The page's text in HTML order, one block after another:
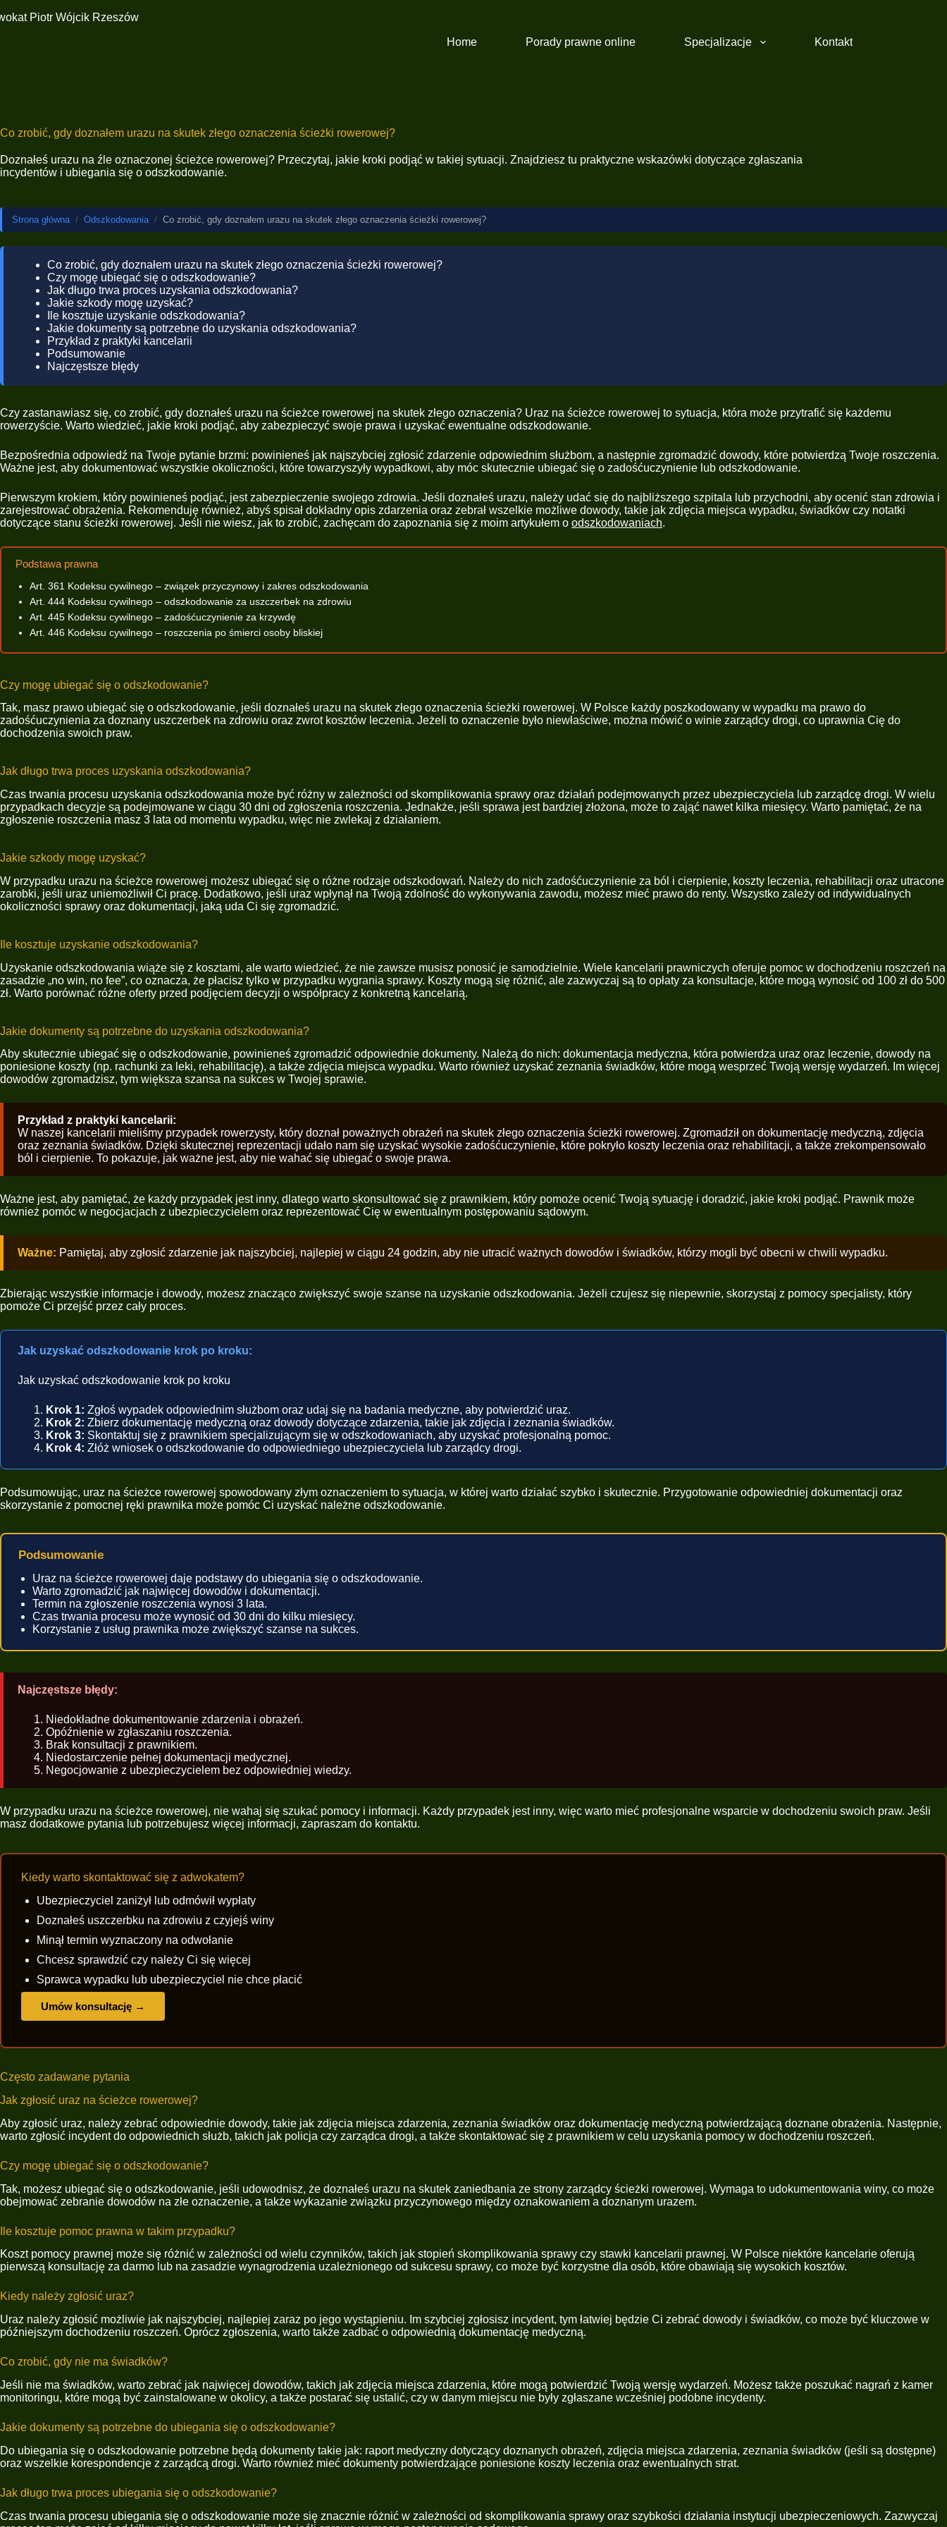
Home Porady prawne online Specjalizacje Kontakt
Co zrobić, gdy doznałem urazu na skutek złego oznaczenia ścieżki rowerowej?
Doznałeś urazu na źle oznaczonej ścieżce rowerowej? Przeczytaj, jakie kroki podjąć w takiej sytuacji. Znajdziesz tu praktyczne wskazówki dotyczące zgłaszania
incydentów i ubiegania się o odszkodowanie.
Strona główna / Odszkodowania / Co zrobić, gdy doznałem urazu na skutek złego oznaczenia ścieżki rowerowej?
Co zrobić, gdy doznałem urazu na skutek złego oznaczenia ścieżki rowerowej?
Czy mogę ubiegać się o odszkodowanie?
Jak długo trwa proces uzyskania odszkodowania?
Jakie szkody mogę uzyskać?
Ile kosztuje uzyskanie odszkodowania?
Jakie dokumenty są potrzebne do uzyskania odszkodowania?
Przykład z praktyki kancelarii
Podsumowanie
Najczęstsze błędy
Czy zastanawiasz się, co zrobić, gdy doznałeś urazu na ścieżce rowerowej na skutek złego oznaczenia? Uraz na ścieżce rowerowej to sytuacja, która może przytrafić się każdemu
rowerzyście. Warto wiedzieć, jakie kroki podjąć, aby zabezpieczyć swoje prawa i uzyskać ewentualne odszkodowanie.
Bezpośrednia odpowiedź na Twoje pytanie brzmi: powinieneś jak najszybciej zgłosić zdarzenie odpowiednim służbom, a następnie zgromadzić dowody, które potwierdzą Twoje roszczenia.
Ważne jest, aby dokumentować wszystkie okoliczności, które towarzyszyły wypadkowi, aby móc skutecznie ubiegać się o zadośćuczynienie lub odszkodowanie.
Pierwszym krokiem, który powinieneś podjąć, jest zabezpieczenie swojego zdrowia. Jeśli doznałeś urazu, należy udać się do najbliższego szpitala lub przychodni, aby ocenić stan zdrowia i
zarejestrować obrażenia. Rekomenduję również, abyś spisał dokładny opis zdarzenia oraz zebrał wszelkie możliwe dowody, takie jak zdjęcia miejsca wypadku, świadków czy notatki
dotyczące stanu ścieżki rowerowej. Jeśli nie wiesz, jak to zrobić, zachęcam do zapoznania się z moim artykułem o odszkodowaniach.
Podstawa prawna
Art. 361 Kodeksu cywilnego – związek przyczynowy i zakres odszkodowania
Art. 444 Kodeksu cywilnego – odszkodowanie za uszczerbek na zdrowiu
Art. 445 Kodeksu cywilnego – zadośćuczynienie za krzywdę
Art. 446 Kodeksu cywilnego – roszczenia po śmierci osoby bliskiej
Czy mogę ubiegać się o odszkodowanie?
Tak, masz prawo ubiegać się o odszkodowanie, jeśli doznałeś urazu na skutek złego oznaczenia ścieżki rowerowej. W Polsce każdy poszkodowany w wypadku ma prawo do
zadośćuczynienia za doznany uszczerbek na zdrowiu oraz zwrot kosztów leczenia. Jeżeli to oznaczenie było niewłaściwe, można mówić o winie zarządcy drogi, co uprawnia Cię do
dochodzenia swoich praw.
Jak długo trwa proces uzyskania odszkodowania?
Czas trwania procesu uzyskania odszkodowania może być różny w zależności od skomplikowania sprawy oraz działań podejmowanych przez ubezpieczyciela lub zarządcę drogi. W wielu
przypadkach decyzje są podejmowane w ciągu 30 dni od zgłoszenia roszczenia. Jednakże, jeśli sprawa jest bardziej złożona, może to zająć nawet kilka miesięcy. Warto pamiętać, że na
zgłoszenie roszczenia masz 3 lata od momentu wypadku, więc nie zwlekaj z działaniem.
Jakie szkody mogę uzyskać?
W przypadku urazu na ścieżce rowerowej możesz ubiegać się o różne rodzaje odszkodowań. Należy do nich zadośćuczynienie za ból i cierpienie, koszty leczenia, rehabilitacji oraz utracone
zarobki, jeśli uraz uniemożliwił Ci pracę. Dodatkowo, jeśli uraz wpłynął na Twoją zdolność do wykonywania zawodu, możesz mieć prawo do renty. Wszystko zależy od indywidualnych
okoliczności sprawy oraz dokumentacji, jaką uda Ci się zgromadzić.
Ile kosztuje uzyskanie odszkodowania?
Uzyskanie odszkodowania wiąże się z kosztami, ale warto wiedzieć, że nie zawsze musisz ponosić je samodzielnie. Wiele kancelarii prawniczych oferuje pomoc w dochodzeniu roszczeń na
zasadzie „no win, no fee”, co oznacza, że płacisz tylko w przypadku wygrania sprawy. Koszty mogą się różnić, ale zazwyczaj są to opłaty za konsultacje, które mogą wynosić od 100 zł do 500
zł. Warto porównać różne oferty przed podjęciem decyzji o współpracy z konkretną kancelarią.
Jakie dokumenty są potrzebne do uzyskania odszkodowania?
Aby skutecznie ubiegać się o odszkodowanie, powinieneś zgromadzić odpowiednie dokumenty. Należą do nich: dokumentacja medyczna, która potwierdza uraz oraz leczenie, dowody na
poniesione koszty (np. rachunki za leki, rehabilitację), a także zdjęcia miejsca wypadku. Warto również uzyskać zeznania świadków, które mogą wesprzeć Twoją wersję wydarzeń. Im więcej
dowodów zgromadzisz, tym większa szansa na sukces w Twojej sprawie.
Przykład z praktyki kancelarii:
W naszej kancelarii mieliśmy przypadek rowerzysty, który doznał poważnych obrażeń na skutek złego oznaczenia ścieżki rowerowej. Zgromadził on dokumentację medyczną, zdjęcia
oraz zeznania świadków. Dzięki skutecznej reprezentacji udało nam się uzyskać wysokie zadośćuczynienie, które pokryło koszty leczenia oraz rehabilitacji, a także zrekompensowało
ból i cierpienie. To pokazuje, jak ważne jest, aby nie wahać się ubiegać o swoje prawa.
Ważne jest, aby pamiętać, że każdy przypadek jest inny, dlatego warto skonsultować się z prawnikiem, który pomoże ocenić Twoją sytuację i doradzić, jakie kroki podjąć. Prawnik może
również pomóc w negocjacjach z ubezpieczycielem oraz reprezentować Cię w ewentualnym postępowaniu sądowym.
Ważne: Pamiętaj, aby zgłosić zdarzenie jak najszybciej, najlepiej w ciągu 24 godzin, aby nie utracić ważnych dowodów i świadków, którzy mogli być obecni w chwili wypadku.
Zbierając wszystkie informacje i dowody, możesz znacząco zwiększyć swoje szanse na uzyskanie odszkodowania. Jeżeli czujesz się niepewnie, skorzystaj z pomocy specjalisty, który
pomoże Ci przejść przez cały proces.
Jak uzyskać odszkodowanie krok po kroku:
Jak uzyskać odszkodowanie krok po kroku
Krok 1: Zgłoś wypadek odpowiednim służbom oraz udaj się na badania medyczne, aby potwierdzić uraz.
Krok 2: Zbierz dokumentację medyczną oraz dowody dotyczące zdarzenia, takie jak zdjęcia i zeznania świadków.
Krok 3: Skontaktuj się z prawnikiem specjalizującym się w odszkodowaniach, aby uzyskać profesjonalną pomoc.
Krok 4: Złóż wniosek o odszkodowanie do odpowiedniego ubezpieczyciela lub zarządcy drogi.
Podsumowując, uraz na ścieżce rowerowej spowodowany złym oznaczeniem to sytuacja, w której warto działać szybko i skutecznie. Przygotowanie odpowiedniej dokumentacji oraz
skorzystanie z pomocnej ręki prawnika może pomóc Ci uzyskać należne odszkodowanie.
Podsumowanie
Uraz na ścieżce rowerowej daje podstawy do ubiegania się o odszkodowanie.
Warto zgromadzić jak najwięcej dowodów i dokumentacji.
Termin na zgłoszenie roszczenia wynosi 3 lata.
Czas trwania procesu może wynosić od 30 dni do kilku miesięcy.
Korzystanie z usług prawnika może zwiększyć szanse na sukces.
Najczęstsze błędy:
Niedokładne dokumentowanie zdarzenia i obrażeń.
Opóźnienie w zgłaszaniu roszczenia.
Brak konsultacji z prawnikiem.
Niedostarczenie pełnej dokumentacji medycznej.
Negocjowanie z ubezpieczycielem bez odpowiedniej wiedzy.
W przypadku urazu na ścieżce rowerowej, nie wahaj się szukać pomocy i informacji. Każdy przypadek jest inny, więc warto mieć profesjonalne wsparcie w dochodzeniu swoich praw. Jeśli
masz dodatkowe pytania lub potrzebujesz więcej informacji, zapraszam do kontaktu.
Kiedy warto skontaktować się z adwokatem?
Ubezpieczyciel zaniżył lub odmówił wypłaty
Doznałeś uszczerbku na zdrowiu z czyjejś winy
Minął termin wyznaczony na odwołanie
Chcesz sprawdzić czy należy Ci się więcej
Sprawca wypadku lub ubezpieczyciel nie chce płacić
Umów konsultację →
Często zadawane pytania
Jak zgłosić uraz na ścieżce rowerowej?
Aby zgłosić uraz, należy zebrać odpowiednie dowody, takie jak zdjęcia miejsca zdarzenia, zeznania świadków oraz dokumentację medyczną potwierdzającą doznane obrażenia. Następnie,
warto zgłosić incydent do odpowiednich służb, takich jak policja czy zarządca drogi, a także skontaktować się z prawnikiem w celu uzyskania pomocy w dochodzeniu roszczeń.
Czy mogę ubiegać się o odszkodowanie?
Tak, możesz ubiegać się o odszkodowanie, jeśli udowodnisz, że doznałeś urazu na skutek zaniedbania ze strony zarządcy ścieżki rowerowej. Wymaga to udokumentowania winy, co może
obejmować zebranie dowodów na złe oznaczenie, a także wykazanie związku przyczynowego między oznakowaniem a doznanym urazem.
Ile kosztuje pomoc prawna w takim przypadku?
Koszt pomocy prawnej może się różnić w zależności od wielu czynników, takich jak stopień skomplikowania sprawy czy stawki kancelarii prawnej. W Polsce niektóre kancelarie oferują
pierwszą konsultację za darmo lub na zasadzie wynagrodzenia uzależnionego od sukcesu sprawy, co może być korzystne dla osób, które obawiają się wysokich kosztów.
Kiedy należy zgłosić uraz?
Uraz należy zgłosić możliwie jak najszybciej, najlepiej zaraz po jego wystąpieniu. Im szybciej zgłosisz incydent, tym łatwiej będzie Ci zebrać dowody i świadków, co może być kluczowe w
późniejszym dochodzeniu roszczeń. Oprócz zgłoszenia, warto także zadbać o odpowiednią dokumentację medyczną.
Co zrobić, gdy nie ma świadków?
Jeśli nie ma świadków, warto zebrać jak najwięcej dowodów, takich jak zdjęcia miejsca zdarzenia, które mogą potwierdzić Twoją wersję wydarzeń. Możesz także poszukać nagrań z kamer
monitoringu, które mogą być zainstalowane w okolicy, a także postarać się ustalić, czy w danym miejscu nie były zgłaszane wcześniej podobne incydenty.
Jakie dokumenty są potrzebne do ubiegania się o odszkodowanie?
Do ubiegania się o odszkodowanie potrzebne będą dokumenty takie jak: raport medyczny dotyczący doznanych obrażeń, zdjęcia miejsca zdarzenia, zeznania świadków (jeśli są dostępne)
oraz wszelkie korespondencje z zarządcą drogi. Warto również mieć dokumenty potwierdzające poniesione koszty leczenia oraz ewentualnych strat.
Jak długo trwa proces ubiegania się o odszkodowanie?
Czas trwania procesu ubiegania się o odszkodowanie może się znacznie różnić w zależności od skomplikowania sprawy oraz szybkości działania instytucji ubezpieczeniowych. Zazwyczaj